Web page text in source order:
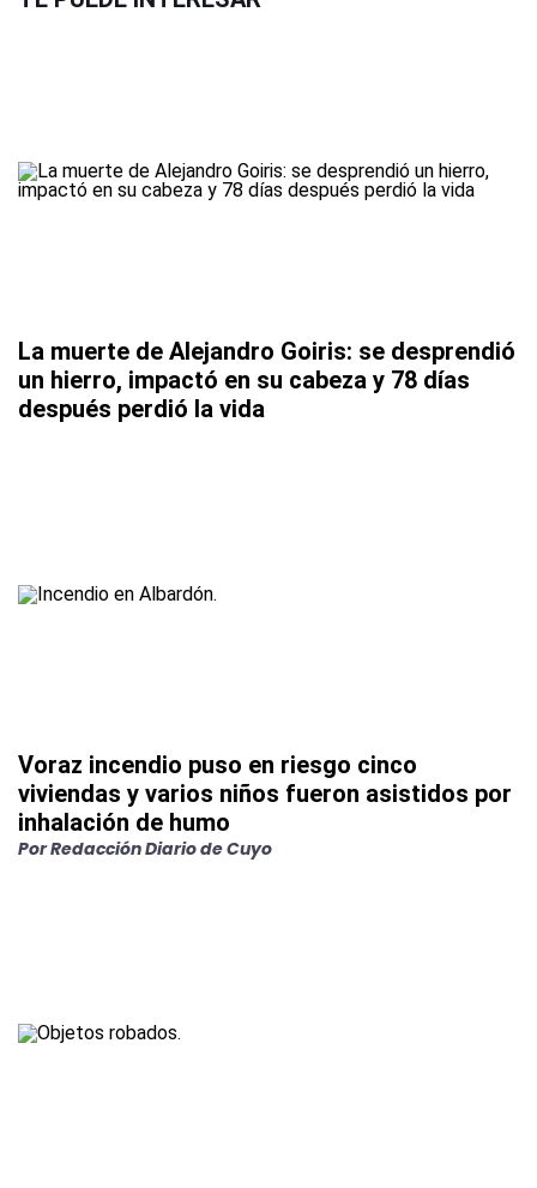
La muerte de Alejandro Goiris: se desprendió
un hierro, impactó en su cabeza y 78 días
después perdió la vida
Voraz incendio puso en riesgo cinco
viviendas y varios niños fueron asistidos por
inhalación de humo
PorRedacción Diario de Cuyo